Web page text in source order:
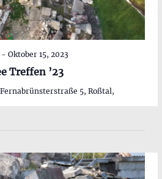
Treffen ’23
-Oktober 15, 2023
Fernabrünsterstraße 5, Roßtal,